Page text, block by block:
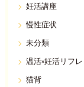
妊活講座
慢性症状
未分類
温活×妊活リフレ
猫背